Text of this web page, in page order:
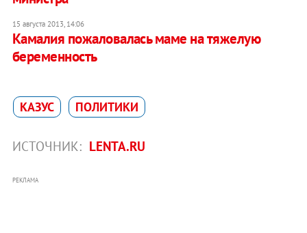
15 августа 2013, 14:06
Камалия пожаловалась маме на тяжелую
беременность
КАЗУС ПОЛИТИКИ
ИСТОЧНИК: LENTA.RU
РЕКЛАМА